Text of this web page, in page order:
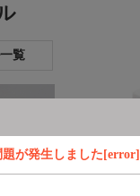
題が発生しました[error]
覧